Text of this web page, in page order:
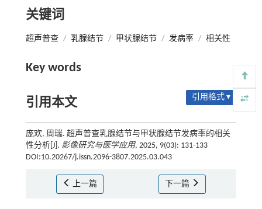
关键词
超声普查 / 乳腺结节 / 甲状腺结节 / 发病率 / 相关性
Key words
引用本文 引用格式 ▾
庞欢, 周瑞. 超声普查乳腺结节与甲状腺结节发病率的相关
性分析[J]. 影像研究与医学应用, 2025, 9(03): 131-133
DOI:10.20267/j.issn.2096-3807.2025.03.043
上一篇 下一篇